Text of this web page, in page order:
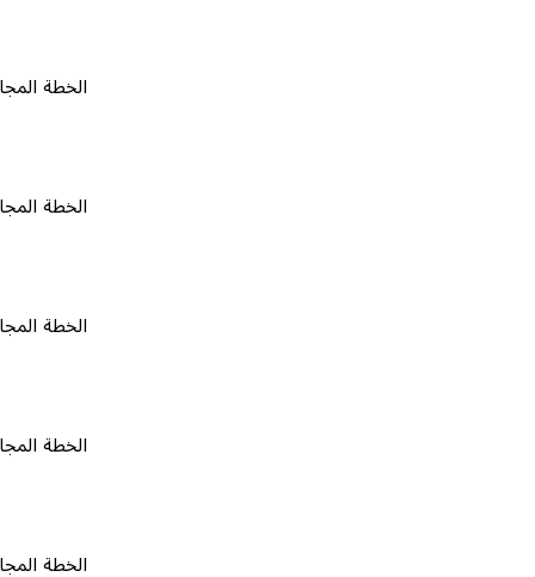
الخطة المجانية ٠
الخطة المجانية ٠
الخطة المجانية ٠
الخطة المجانية ٠
الخطة المجانية ٠